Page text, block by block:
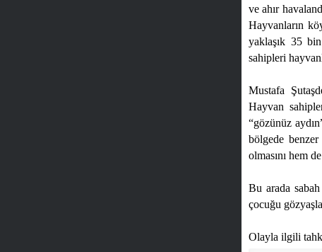
ve ahır
Hayvanların
yaklaşık 35
sahipleri
Mustafa
Hayvan
“gözünüz
bölgede benzer
olmasını hem
Bu arada
çocuğu
Olayla ilgili